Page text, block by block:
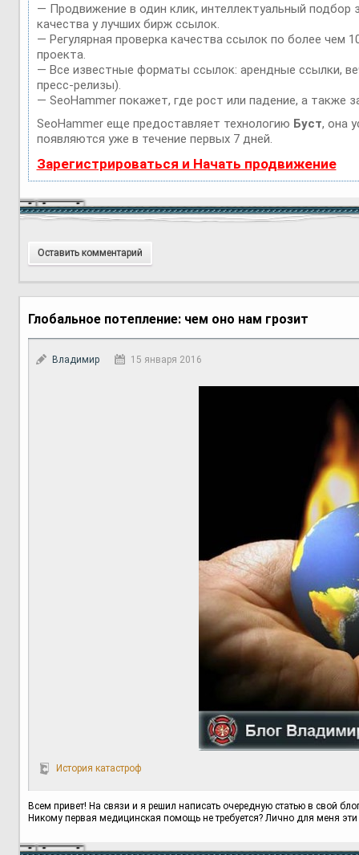
— Продвижение в один клик, интеллектуальный
качества у лучших бирж ссылок.
— Регулярная проверка качества ссылок по более чем
проекта.
— Все известные форматы ссылок: арендные ссылки,
пресс-релизы).
— SeoHammer покажет, где рост или падение, а также
SeoHammer еще предоставляет технологию Буст, она
появляются уже в течение первых 7 дней.
Зарегистрироваться и Начать продвижение
Оставить комментарий
Глобальное потепление: чем оно нам грозит
Владимир 15 января 2016
История катастроф
Всем привет! На связи и я решил написать очередную статью в свой
Никому первая медицинская помощь не требуется? Лично для меня